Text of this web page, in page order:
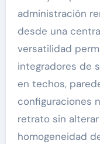
administración
desde una
versatilidad
integradores de
en techos,
configuraciones
retrato sin
homogeneidad